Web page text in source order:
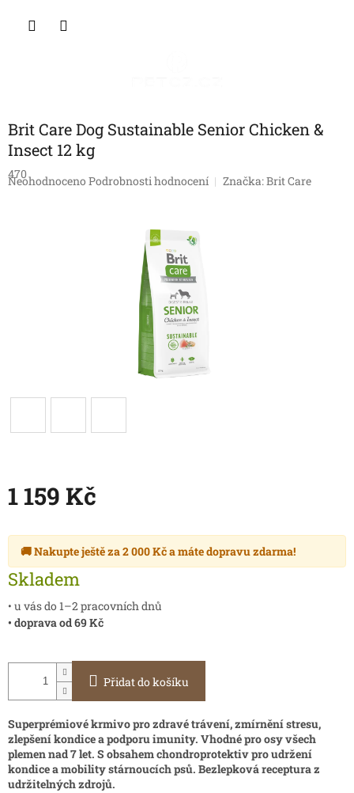
Brit Care Dog Sustainable Senior Chicken &
Insect 12 kg
470
Průměrné
Neohodnoceno Podrobnosti hodnocení Značka:Brit Care
1 159 Kč
cena:
🚚 Nakupte ještě za2 000 Kča mátedopravu zdarma!
Skladem
• u vás do 1–2 pracovních dnů
• doprava od 69 Kč
Přidat do košíku
Superprémiové krmivo pro zdravé trávení,zmírnění stresu,
zlepšení kondice a podporu imunity. Vhodné pro osy všech
plemen nad 7 let. S obsahem chondroprotektiv pro udržení
kondice a mobility stárnoucích psů. Bezlepkovárecepturaz
udržitelných zdrojů.